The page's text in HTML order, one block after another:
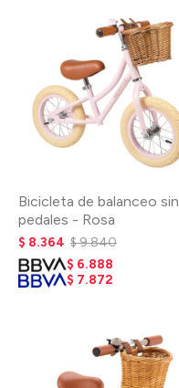
Bicicleta de balanceo sin
pedales - Rosa
$ 8.364 $9.840
$ 6.888
$ 7.872